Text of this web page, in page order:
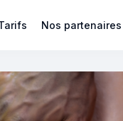
Nos partenaires